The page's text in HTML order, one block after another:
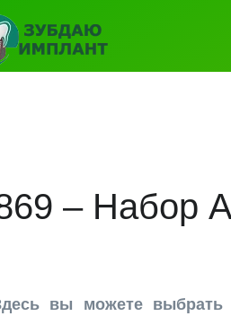
– Набор
вы можете